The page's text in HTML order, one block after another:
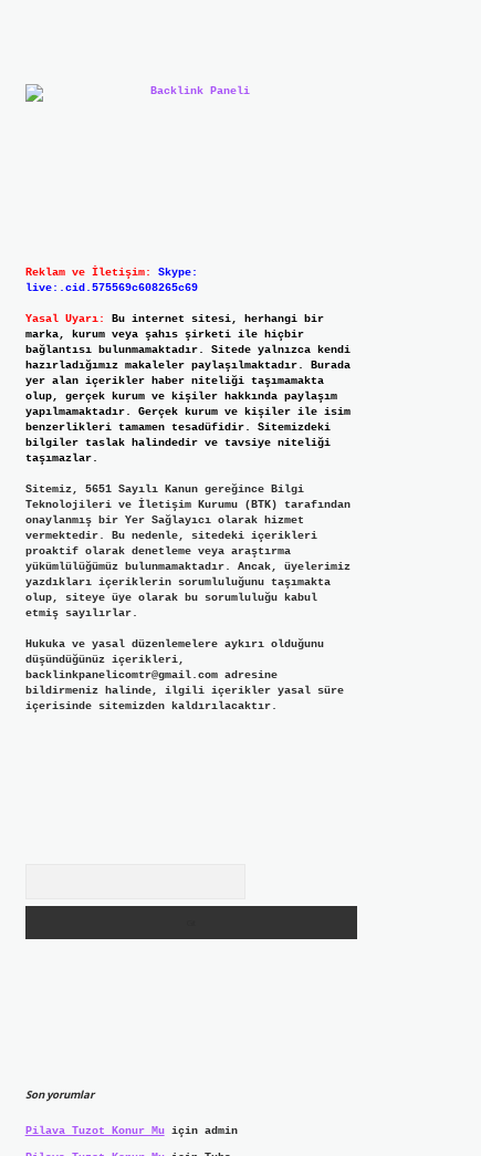
Reklam ve İletişim:
Skype:
live:.cid.575569c608265c69
Yasal Uyarı:
Bu internet sitesi, herhangi bir
marka, kurum veya şahıs şirketi ile hiçbir
bağlantısı bulunmamaktadır. Sitede yalnızca kendi
hazırladığımız makaleler paylaşılmaktadır. Burada
yer alan içerikler haber niteliği taşımamakta
olup, gerçek kurum ve kişiler hakkında paylaşım
yapılmamaktadır. Gerçek kurum ve kişiler ile isim
benzerlikleri tamamen tesadüfidir. Sitemizdeki
bilgiler taslak halindedir ve tavsiye niteliği
taşımazlar.
Sitemiz, 5651 Sayılı Kanun gereğince Bilgi
Teknolojileri ve İletişim Kurumu (BTK) tarafından
onaylanmış bir Yer Sağlayıcı olarak hizmet
vermektedir. Bu nedenle, sitedeki içerikleri
proaktif olarak denetleme veya araştırma
yükümlülüğümüz bulunmamaktadır. Ancak, üyelerimiz
yazdıkları içeriklerin sorumluluğunu taşımakta
olup, siteye üye olarak bu sorumluluğu kabul
etmiş sayılırlar.
Hukuka ve yasal düzenlemelere aykırı olduğunu
düşündüğünüz içerikleri,
backlinkpanelicomtr@gmail.comadresine
bildirmeniz halinde, ilgili içerikler yasal süre
içerisinde sitemizden kaldırılacaktır.
Son yorumlar
Pilava Tuzot Konur Muiçin admin